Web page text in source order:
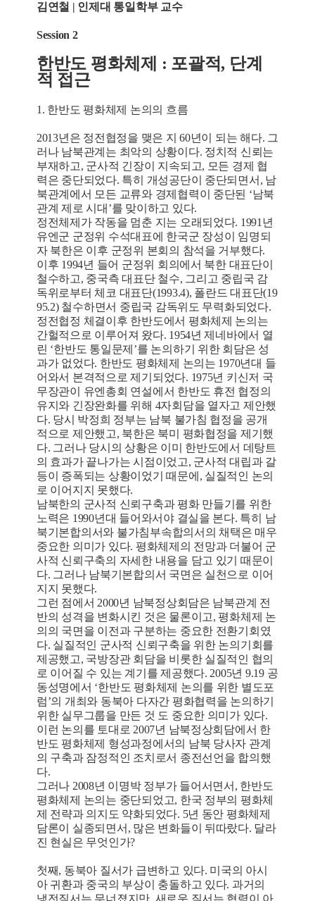
김연철 | 인제대 통일학부 교수
Session 2
한반도 평화체제 : 포괄적, 단계
적 접근
1. 한반도 평화체제 논의의 흐름
2013년은 정전협정을 맺은 지 60년이 되는 해다. 그
러나 남북관계는 최악의 상황이다. 정치적 신뢰는
부재하고, 군사적 긴장이 지속되고, 모든 경제 협
력은 중단되었다. 특히 개성공단이 중단되면서, 남
북관계에서 모든 교류와 경제협력이 중단된 ‘남북
관계 제로 시대’를 맞이하고 있다.
정전체제가 작동을 멈춘 지는 오래되었다. 1991년
유엔군 군정위 수석대표에 한국군 장성이 임명되
자 북한은 이후 군정위 본회의 참석을 거부했다.
이후 1994년 들어 군정위 회의에서 북한 대표단이
철수하고, 중국측 대표단 철수, 그리고 중립국 감
독위로부터 체코 대표단(1993.4), 폴란드 대표단(19
95.2) 철수하면서 중립국 감독위도 무력화되었다.
정전협정 체결이후 한반도에서 평화체제 논의는
간헐적으로 이루어져 왔다. 1954년 제네바에서 열
린 ‘한반도 통일문제’를 논의하기 위한 회담은 성
과가 없었다. 한반도 평화체제 논의는 1970년대 들
어와서 본격적으로 제기되었다. 1975년 키신저 국
무장관이 유엔총회 연설에서 한반도 휴전 협정의
유지와 긴장완화를 위해 4자회담을 열자고 제안했
다. 당시 박정희 정부는 남북 불가침 협정을 공개
적으로 제안했고, 북한은 북미 평화협정을 제기했
다. 그러나 당시의 상황은 이미 한반도에서 데탕트
의 효과가 끝나가는 시점이었고, 군사적 대립과 갈
등이 증폭되는 상황이었기 때문에, 실질적인 논의
로 이어지지 못했다.
남북한의 군사적 신뢰구축과 평화 만들기를 위한
노력은 1990년대 들어와서야 결실을 본다. 특히 남
북기본합의서와 불가침부속합의서의 채택은 매우
중요한 의미가 있다. 평화체제의 전망과 더불어 군
사적 신뢰구축의 자세한 내용을 담고 있기 때문이
다. 그러나 남북기본합의서 국면은 실천으로 이어
지지 못했다.
그런 점에서 2000년 남북정상회담은 남북관계 전
반의 성격을 변화시킨 것은 물론이고, 평화체제 논
의의 국면을 이전과 구분하는 중요한 전환기회였
다. 실질적인 군사적 신뢰구축을 위한 논의기회를
제공했고, 국방장관 회담을 비롯한 실질적인 협의
로 이어질 수 있는 계기를 제공했다. 2005년 9.19 공
동성명에서 ‘한반도 평화체제 논의를 위한 별도포
럼’의 개최와 동북아 다자간 평화협력을 논의하기
위한 실무그룹을 만든 것 도 중요한 의미가 있다.
이런 논의를 토대로 2007년 남북정상회담에서 한
반도 평화체제 형성과정에서의 남북 당사자 관계
의 구축과 잠정적인 조치로서 종전선언을 합의했
다.
그러나 2008년 이명박 정부가 들어서면서, 한반도
평화체제 논의는 중단되었고, 한국 정부의 평화체
제 전략과 의지도 약화되었다. 5년 동안 평화체제
담론이 실종되면서, 많은 변화들이 뒤따랐다. 달라
진 현실은 무엇인가?
첫째, 동북아 질서가 급변하고 있다. 미국의 아시
아 귀환과 중국의 부상이 충돌하고 있다. 과거의
냉전질서는 무너졌지만, 새로운 질서는 협력이 아